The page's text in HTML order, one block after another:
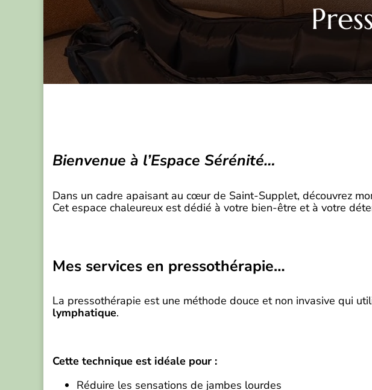
Bienvenue à l’Espace Sérénité…
Dans un cadre apaisant au cœur de Saint-Supplet, découvrez
Cet espace chaleureux est dédié à votre bien-être et à votre
Mes services en pressothérapie…
La pressothérapie est une méthode douce et non invasive qui
lymphatique.
Cette technique est idéale pour :
Réduire les sensations de jambes lourdes